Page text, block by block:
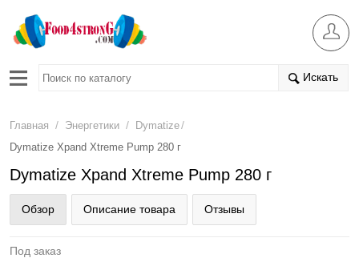
Искать
Главная / Энергетики / Dymatize/
Dymatize Xpand Xtreme Pump 280 г
Dymatize Xpand Xtreme Pump 280 г
Обзор Описание товара Отзывы
Под заказ